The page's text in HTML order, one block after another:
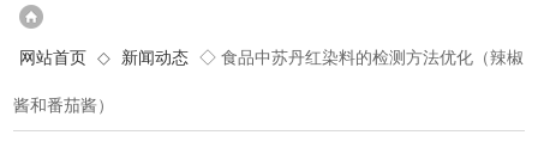
网站首页 ◇ 新闻动态 ◇ 食品中苏丹红染料的检测方法优化（辣椒
酱和番茄酱）